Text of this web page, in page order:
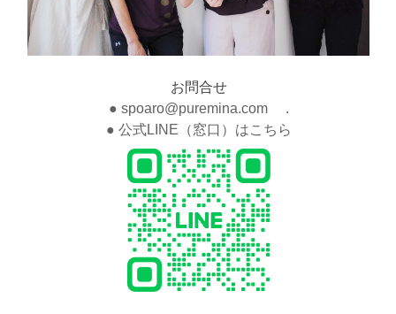
お問合せ
● spoaro@puremina.com .
● 公式LINE（窓口）はこちら